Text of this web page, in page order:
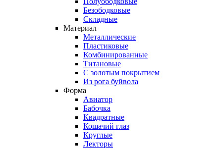
Безободковые
Складные
Материал
Металлические
Пластиковые
Комбинированные
Титановые
С золотым покрытием
Из рога буйвола
Форма
Авиатор
Бабочка
Квадратные
Кошачий глаз
Круглые
Лекторы